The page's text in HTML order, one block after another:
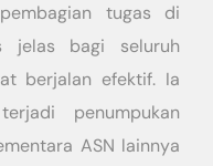
tugas di
jelas bagi seluruh
berjalan efektif. Ia
penumpukan
ASN lainnya